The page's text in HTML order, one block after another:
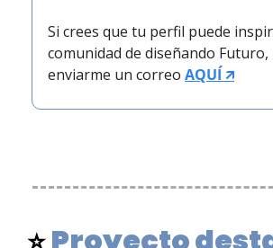
Si crees que tu perfil puede
comunidad de diseñando Futuro,
enviarme un correo AQUÍ 🡭